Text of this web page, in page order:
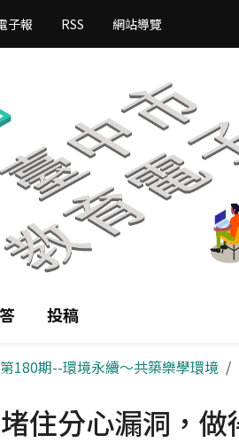
子報 RSS 網站導覽
投稿
第180期--環境永續～共築樂學環境
住分心漏洞，做